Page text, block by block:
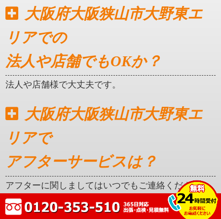
大阪府大阪狭山市大野東エ
リアでの
法人や店舗でもOKか？
法人や店舗様で大丈夫です。
大阪府大阪狭山市大野東エ
リアで
アフターサービスは？
アフターに関しましてはいつでもご連絡ください。
クレカ対応はしているか？